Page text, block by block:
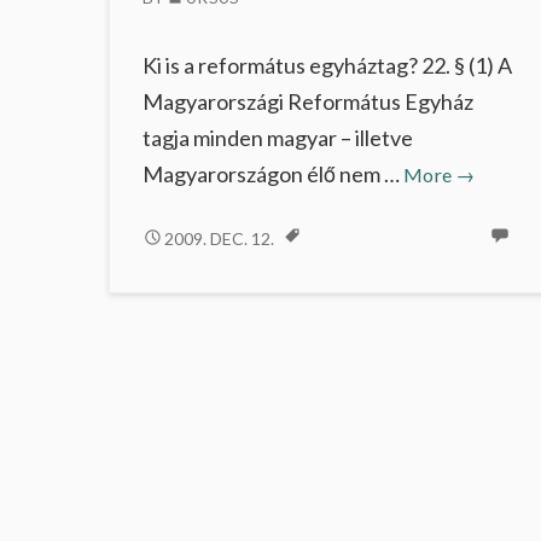
Ki is a református egyháztag? 22. § (1) A
Magyarországi Református Egyház
tagja minden magyar – illetve
Magyarországon élő nem … More →
EGYHÁZTAGSÁG
2009. DEC. 12.